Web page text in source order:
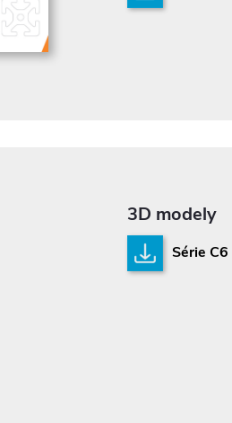
3D modely
Série C6